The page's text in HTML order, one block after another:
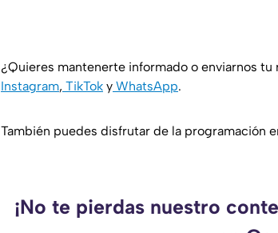
¿Quieres mantenerte informado o enviarnos
Instagram, TikTok y WhatsApp.
También puedes disfrutar de la programación
¡No te pierdas nuestro